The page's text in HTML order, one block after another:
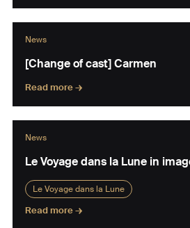
News
[Change of cast] Carmen
Read more →
News
Le Voyage dans la Lune in
Le Voyage dans la Lune
Read more →